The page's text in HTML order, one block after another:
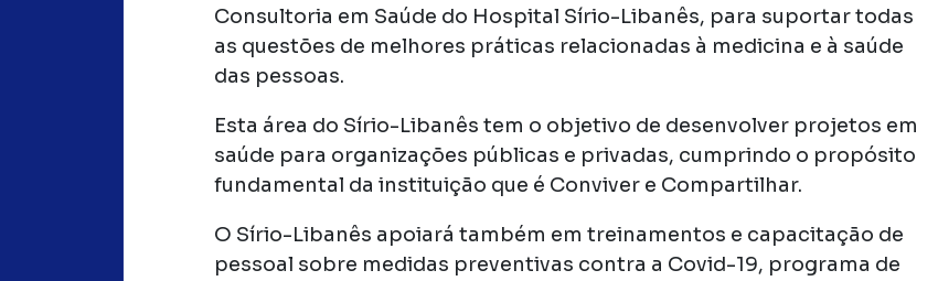
Consultoria em Saúde do Hospital Sírio-Libanês, para suportar todas
as questões de melhores práticas relacionadas à medicina e à saúde
das pessoas.
Esta área do Sírio-Libanês tem o objetivo de desenvolver projetos em
saúde para organizações públicas e privadas, cumprindo o propósito
fundamental da instituição que é Conviver e Compartilhar.
O Sírio-Libanês apoiará também em treinamentos e capacitação de
pessoal sobre medidas preventivas contra a Covid-19, programa de